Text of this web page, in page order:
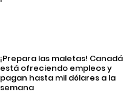
¡Prepara las maletas! Canadá
está ofreciendo empleos y
pagan hasta mil dólares a la
semana